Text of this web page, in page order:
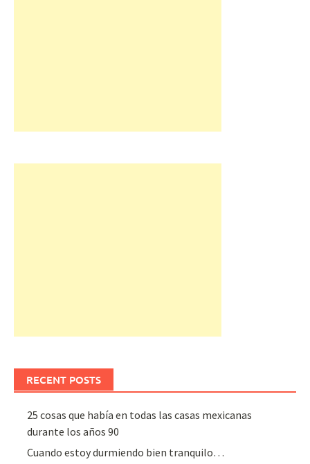
RECENT POSTS
25 cosas que había en todas las casas mexicanas
durante los años 90
Cuando estoy durmiendo bien tranquilo…